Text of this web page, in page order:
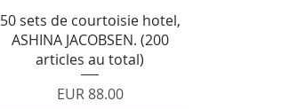
Vista rápida
50 sets de courtoisie hotel,
ASHINA JACOBSEN. (200
articles au total)
Precio
EUR 88.00